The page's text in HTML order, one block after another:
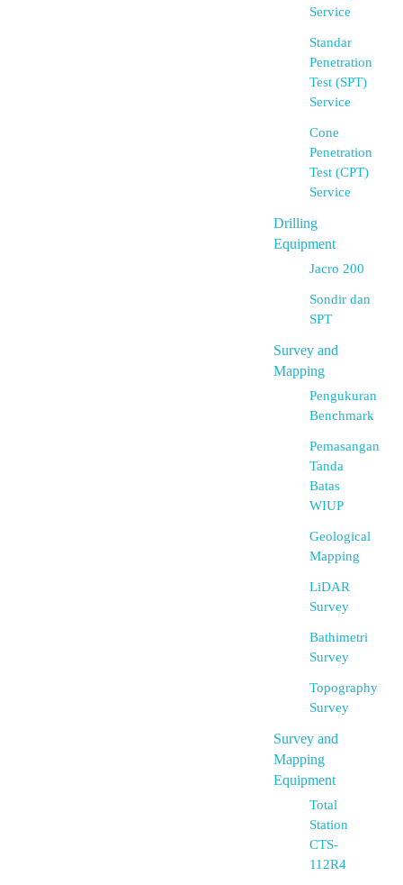
Service
Standar
Penetration
Test (SPT)
Service
Cone
Penetration
Test (CPT)
Service
Drilling
Equipment
Jacro 200
Sondir dan
SPT
Survey and
Mapping
Pengukuran
Benchmark
Pemasangan
Tanda
Batas
WIUP
Geological
Mapping
LiDAR
Survey
Bathimetri
Survey
Topography
Survey
Survey and
Mapping
Equipment
Total
Station
CTS-
112R4